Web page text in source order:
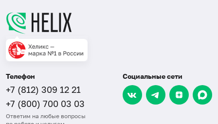
Телефон
+7 (812) 309 12 21
+7 (800) 700 03 03
Ответим на любые вопросы
Социальные сети